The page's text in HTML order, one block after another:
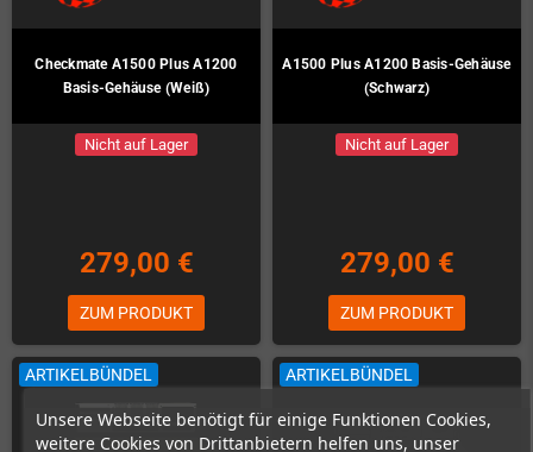
Unsere Webseite benötigt für einige Funktionen Cookies,
weitere Cookies von Drittanbietern helfen uns, unser
Checkmate A1500 Plus A1200
Basis-Gehäuse (Weiß)
Nicht auf Lager
279,00 €
ZUM PRODUKT
A1500 Plus A1200 Basis-Gehäuse
(Schwarz)
Nicht auf Lager
279,00 €
ZUM PRODUKT
ARTIKELBÜNDEL ARTIKELBÜNDEL